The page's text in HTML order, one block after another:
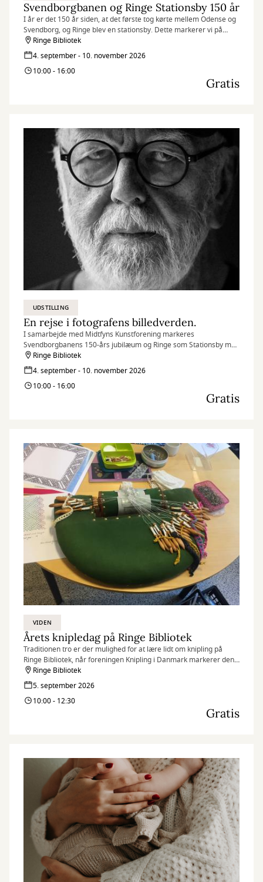
Svendborgbanen og Ringe Stationsby 150 år
I år er det 150 år siden, at det første tog kørte mellem Odense og
Svendborg, og Ringe blev en stationsby. Dette markerer vi på
Ringe bibliotek.
Ringe Bibliotek
4. september - 10. november 2026
10:00 - 16:00
Gratis
UDSTILLING
En rejse i fotografens billedverden.
I samarbejde med Midtfyns Kunstforening markeres
Svendborgbanens 150-års jubilæum og Ringe som Stationsby med
udstilling af kunstfoto i Store Sal.
Ringe Bibliotek
4. september - 10. november 2026
10:00 - 16:00
Gratis
VIDEN
Årets knipledag på Ringe Bibliotek
Traditionen tro er der mulighed for at lære lidt om knipling på
Ringe Bibliotek, når foreningen Knipling i Danmark markerer den
årlige knipledag.
Ringe Bibliotek
5. september 2026
10:00 - 12:30
Gratis